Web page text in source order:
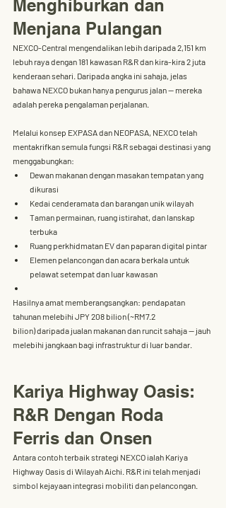
Menghiburkan dan
Menjana Pulangan
NEXCO-Central mengendalikan lebih daripada 2,151 km
lebuh raya dengan 181 kawasan R&R dan kira-kira 2 juta
kenderaan sehari . Daripada angka ini sahaja, jelas
bahawa NEXCO bukan hanya pengurus jalan — mereka
adalah pereka pengalaman perjalanan
Melalui konsep EXPASA dan NEOPASA, NEXCO telah
mentakrifkan semula fungsi R&R sebagai destinasi yang
menggabungkan:
Dewan makanan dengan masakan tempatan yang
dikurasi
Kedai cenderamata dan barangan unik wilayah
Taman permainan, ruang istirahat, dan lanskap
terbuka
Ruang perkhidmatan EV dan paparan digital pintar
Elemen pelancongan dan acara berkala untuk
pelawat setempat dan luar kawasan
Hasilnya amat memberangsangkan: pendapatan
tahunan melebihi JPY 208 bilion (~RM7.2
bilion) daripada jualan makanan dan runcit sahaja — jauh
melebihi jangkaan bagi infrastruktur di luar bandar.
Kariya Highway Oasis:
R&R Dengan Roda
Ferris dan Onsen
Antara contoh terbaik strategi NEXCO ialah Kariya
Highway Oasis di Wilayah Aichi. R&R ini telah menjadi
simbol kejayaan integrasi mobiliti dan pelancongan